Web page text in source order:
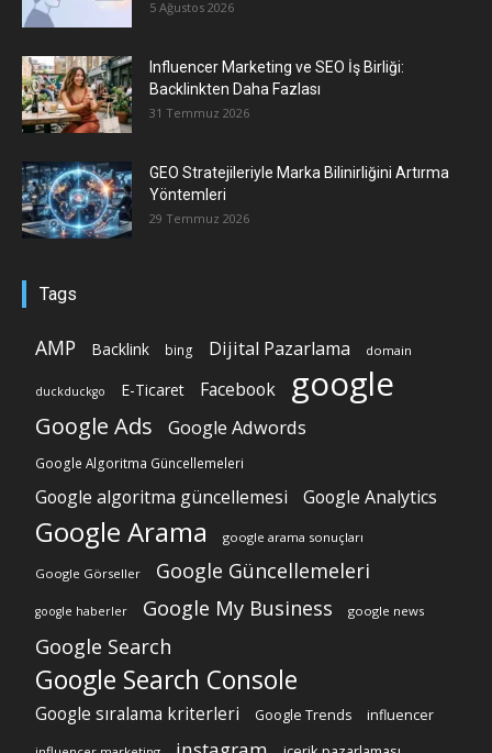
5 Ağustos 2026
Influencer Marketing ve SEO İş Birliği:
Backlinkten Daha Fazlası
31 Temmuz 2026
GEO Stratejileriyle Marka Bilinirliğini Artırma
Yöntemleri
29 Temmuz 2026
Tags
AMP Backlink bing Dijital Pazarlama domain
duckduckgo E-Ticaret Facebook google
Google Ads Google Adwords
Google Algoritma Güncellemeleri
Google algoritma güncellemesi Google Analytics
Google Arama google arama sonuçları
Google Görseller Google Güncellemeleri
google haberler Google My Business google news
Google Search
Google Search Console
Google sıralama kriterleri Google Trends influencer